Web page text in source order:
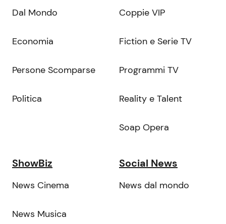
Dal Mondo
Economia
Persone Scomparse
Politica
Coppie VIP
Fiction e Serie TV
Programmi TV
Reality e Talent
Soap Opera
ShowBiz
News Cinema
News Musica
Social News
News dal mondo